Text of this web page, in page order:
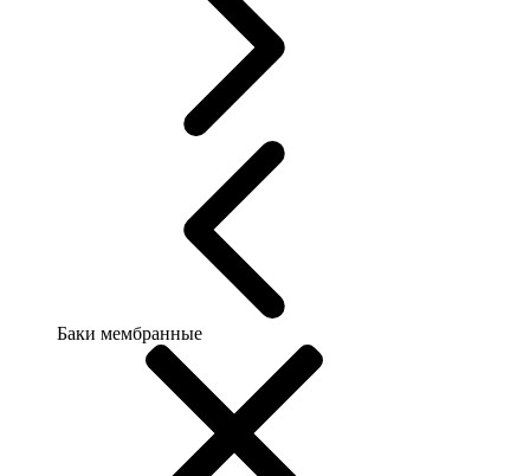
Баки мембранные